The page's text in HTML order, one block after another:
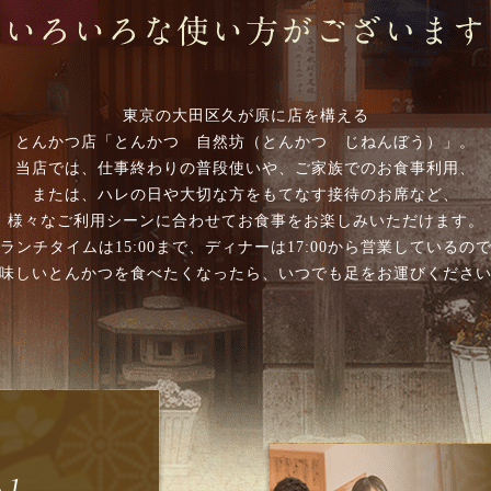
東京の大田区久が原に店を構える
とんかつ店「とんかつ 自然坊（とんかつ じねんぼう）」。
当店では、仕事終わりの普段使いや、ご家族でのお食事利用、
または、ハレの日や大切な方をもてなす接待のお席など、
様々なご利用シーンに合わせてお食事をお楽しみいただけます。
ランチタイムは15:00まで、ディナーは17:00から営業しているので
しいとんかつを食べたくなったら、いつでも足をお運びくださ